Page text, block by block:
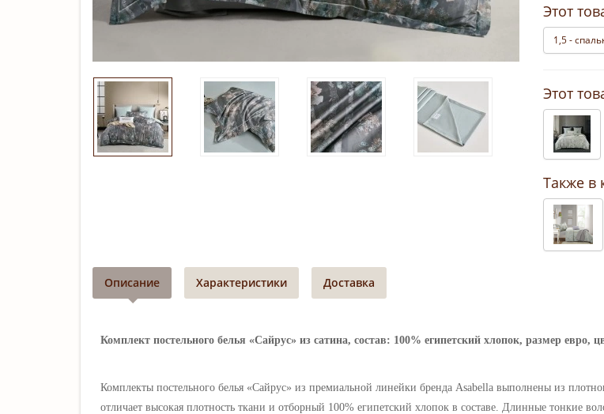
Этот
1,5 -
Этот
Также в
Описание Характеристики Доставка
Комплект постельного белья «Сайрус» из сатина, состав: 100% египетский хлопок, размер евро,
Комплекты постельного белья «Сайрус» из премиальной линейки бренда Asabella выполнены из
отличает высокая плотность ткани и отборный 100% египетский хлопок в составе. Длинные тонкие